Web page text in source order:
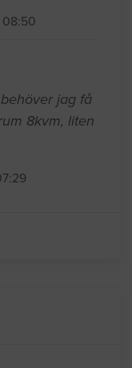
jag få
8kvm, liten